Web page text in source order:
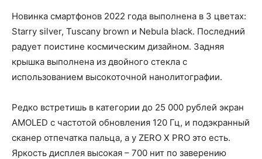
Новинка смартфонов 2022 года выполнена в 3 цветах:
Starry silver, Tuscany brown и Nebula black. Последний
радует поистине космическим дизайном. Задняя
крышка выполнена из двойного стекла с
использованием высокоточной нанолитографии.
Редко встретишь в категории до 25 000 рублей экран
AMOLED с частотой обновления 120 Гц, и подэкранный
сканер отпечатка пальца, а у ZERO X PRO это есть.
Яркость дисплея высокая – 700 нит по заверению